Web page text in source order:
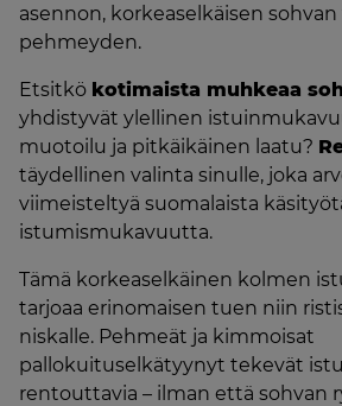
asennon, korkeaselkäisen
pehmeyden.
Etsitkö kotimaista muhkeaa
yhdistyvät ylellinen
muotoilu ja pitkäikäinen laatu?
täydellinen valinta sinulle, joka
viimeisteltyä suomalaista
istumismukavuutta.
Tämä korkeaselkäinen kolmen
tarjoaa erinomaisen tuen niin
niskalle. Pehmeät ja kimmoisat
pallokuituselkätyynyt tekevät
rentouttavia – ilman että sohvan